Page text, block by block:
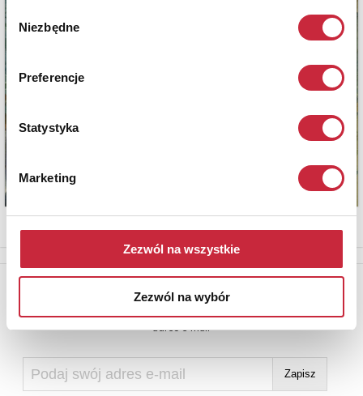
Wybór
zgody
Niezbędne
Preferencje
Statystyka
Marketing
Zezwól na wszystkie
Zezwól na wybór
adres e-mail